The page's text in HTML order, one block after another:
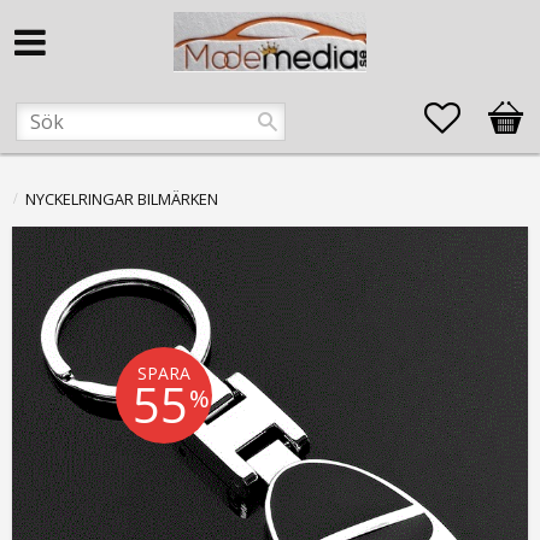
Favoriter
NYCKELRINGAR BILMÄRKEN
SPARA
55%